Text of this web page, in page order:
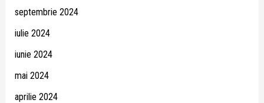
septembrie 2024
iulie 2024
iunie 2024
mai 2024
aprilie 2024